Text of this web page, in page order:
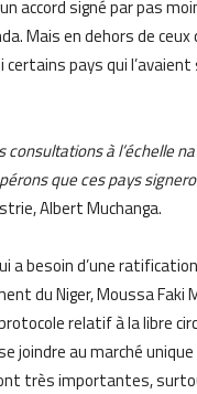
accord signé par pas
Mais en dehors de
pays qui
à l’échelle
que ces pays
Albert Muchanga.
a besoin d’une
du Niger, Moussa Faki
relatif à la libre
joindre au marché
très importantes,